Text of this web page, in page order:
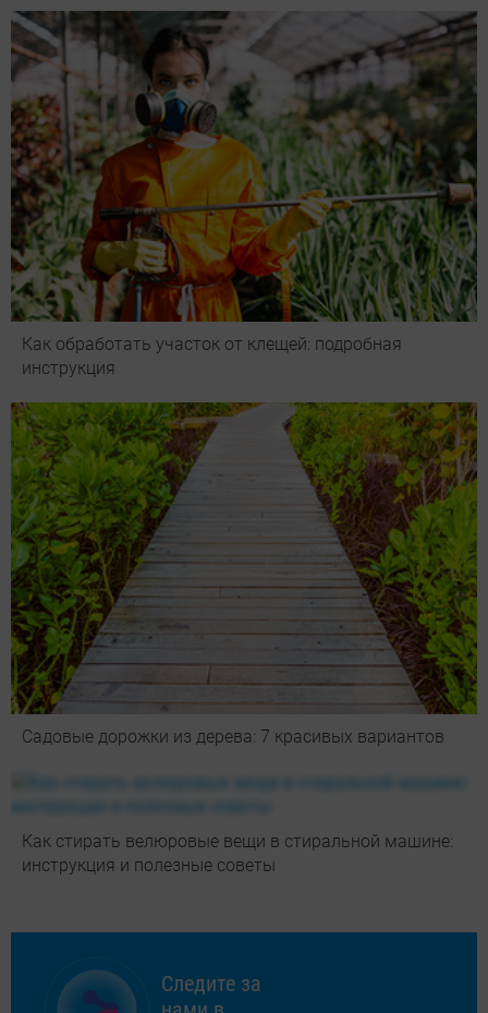
Как обработать участок от клещей: подробная
инструкция
Садовые дорожки из дерева: 7 красивых вариантов
Как стирать велюровые вещи в стиральной машине:
инструкция и полезные советы
Следите за